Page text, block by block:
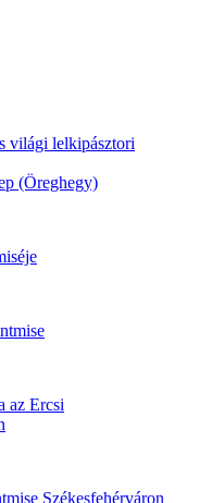
világi lelkipásztori
(Öreghegy)
az Ercsi
Székesfehérváron